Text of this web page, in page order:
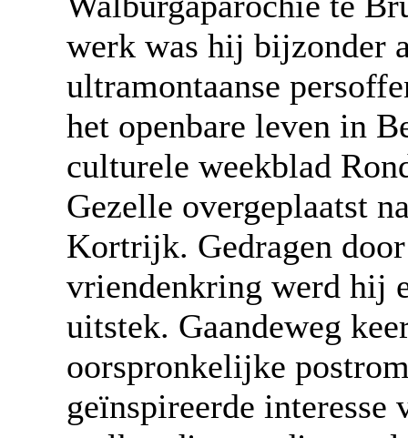
werk was hij bijzonder
ultramontaanse
het openbare leven in
culturele weekblad
Gezelle overgeplaatst
Kortrijk. Gedragen
vriendenkring werd hij
uitstek. Gaandeweg
oorspronkelijke
geïnspireerde interesse